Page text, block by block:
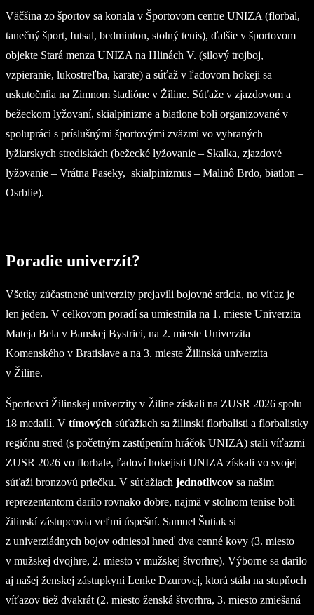
Väčšina zo športov sa konala v Športovom centre UNIZA (florbal,
tanečný šport, futsal, bedminton, stolný tenis), ďalšie v športovom
objekte Stará menza UNIZA na Hlinách V. (silový trojboj,
vzpieranie, lukostreľba, karate) a súťaž v ľadovom hokeji sa
uskutočnila na Zimnom štadióne v Žiline. Súťaže v zjazdovom a
bežeckom lyžovaní, skialpinizme a biatlone boli organizované v
spolupráci s príslušnými športovými zväzmi vo vybraných
lyžiarskych strediskách (bežecké lyžovanie – Skalka, zjazdové
lyžovanie – Vrátna Paseky, skialpinizmus – Malinô Brdo, biatlon –
Osrblie).
Poradie univerzít?
Všetky zúčastnené univerzity prejavili bojovné srdcia, no víťaz je
len jeden. V celkovom poradí sa umiestnila na 1. mieste Univerzita
Mateja Bela v Banskej Bystrici, na 2. mieste Univerzita
Komenského v Bratislave a na 3. mieste Žilinská univerzita
v Žiline.
Športovci Žilinskej univerzity v Žiline získali na ZUSR 2026 spolu
18 medailí. V tímových súťažiach sa žilinskí florbalisti a florbalistky
regiónu stred (s početným zastúpením hráčok UNIZA) stali víťazmi
ZUSR 2026 vo florbale, ľadoví hokejisti UNIZA získali vo svojej
súťaži bronzovú priečku. V súťažiach jednotlivcov sa našim
reprezentantom darilo rovnako dobre, najmä v stolnom tenise boli
žilinskí zástupcovia veľmi úspešní. Samuel Šutiak si
z univerziádnych bojov odniesol hneď dva cenné kovy (3. miesto
v mužskej dvojhre, 2. miesto v mužskej štvorhre). Výborne sa darilo
aj našej ženskej zástupkyni Lenke Dzurovej, ktorá stála na stupňoch
víťazov tiež dvakrát (2. miesto ženská štvorhra, 3. miesto zmiešaná